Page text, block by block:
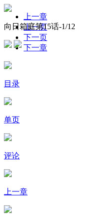
向日箱庭第15话-1/12
上一章
上一页
下一页
下一章
目录
单页
评论
上一章